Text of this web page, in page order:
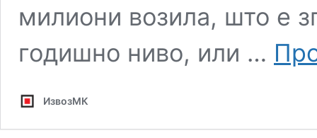
милиони возила, што е
годишно ниво, или …
ИзвозМК